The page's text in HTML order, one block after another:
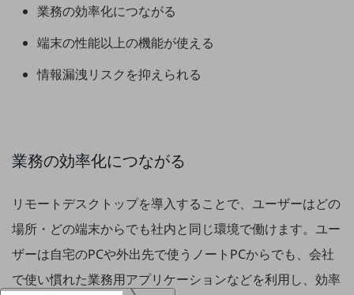
基礎的電気通信役務損益明細表
採用情報
採用情報TOP
新卒採用
人材育成制度
広告
協賛
NTTドコモグループ
業務の効率化につながる
端末の性能以上の機能が使える
情報漏洩リスクを抑えられる
業務の効率化につながる
リモートデスクトップを導入することで、ユーザーはどの
場所・どの端末からでも社内と同じ環境で働けます。ユー
ザーは自宅のPCや外出先で使うノートPCからでも、会社
で使い慣れた業務用アプリケーションなどを利用し、効率